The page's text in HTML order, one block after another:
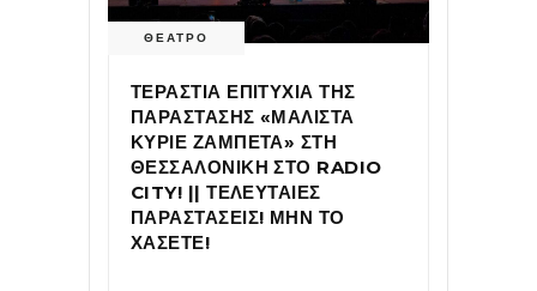
ΘΕΑΤΡΟ
ΤΕΡΑΣΤΙΑ ΕΠΙΤΥΧΙΑ ΤΗΣ
ΠΑΡΑΣΤΑΣΗΣ «ΜΑΛΙΣΤΑ
ΚΥΡΙΕ ΖΑΜΠΕΤΑ» ΣΤΗ
ΘΕΣΣΑΛΟΝΙΚΗ ΣΤΟ RADIO
CITY! || ΤΕΛΕΥΤΑΙΕΣ
ΠΑΡΑΣΤΑΣΕΙΣ! ΜΗΝ ΤΟ
ΧΑΣΕΤΕ!